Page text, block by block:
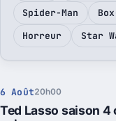
Spider-Man
Horreur
Star
6 Août20h00
Ted Lasso saison 4